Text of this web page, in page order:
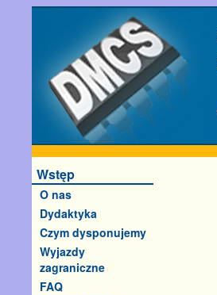
Wstęp
O nas
Dydaktyka
Czym dysponujemy
Wyjazdy
zagraniczne
FAQ